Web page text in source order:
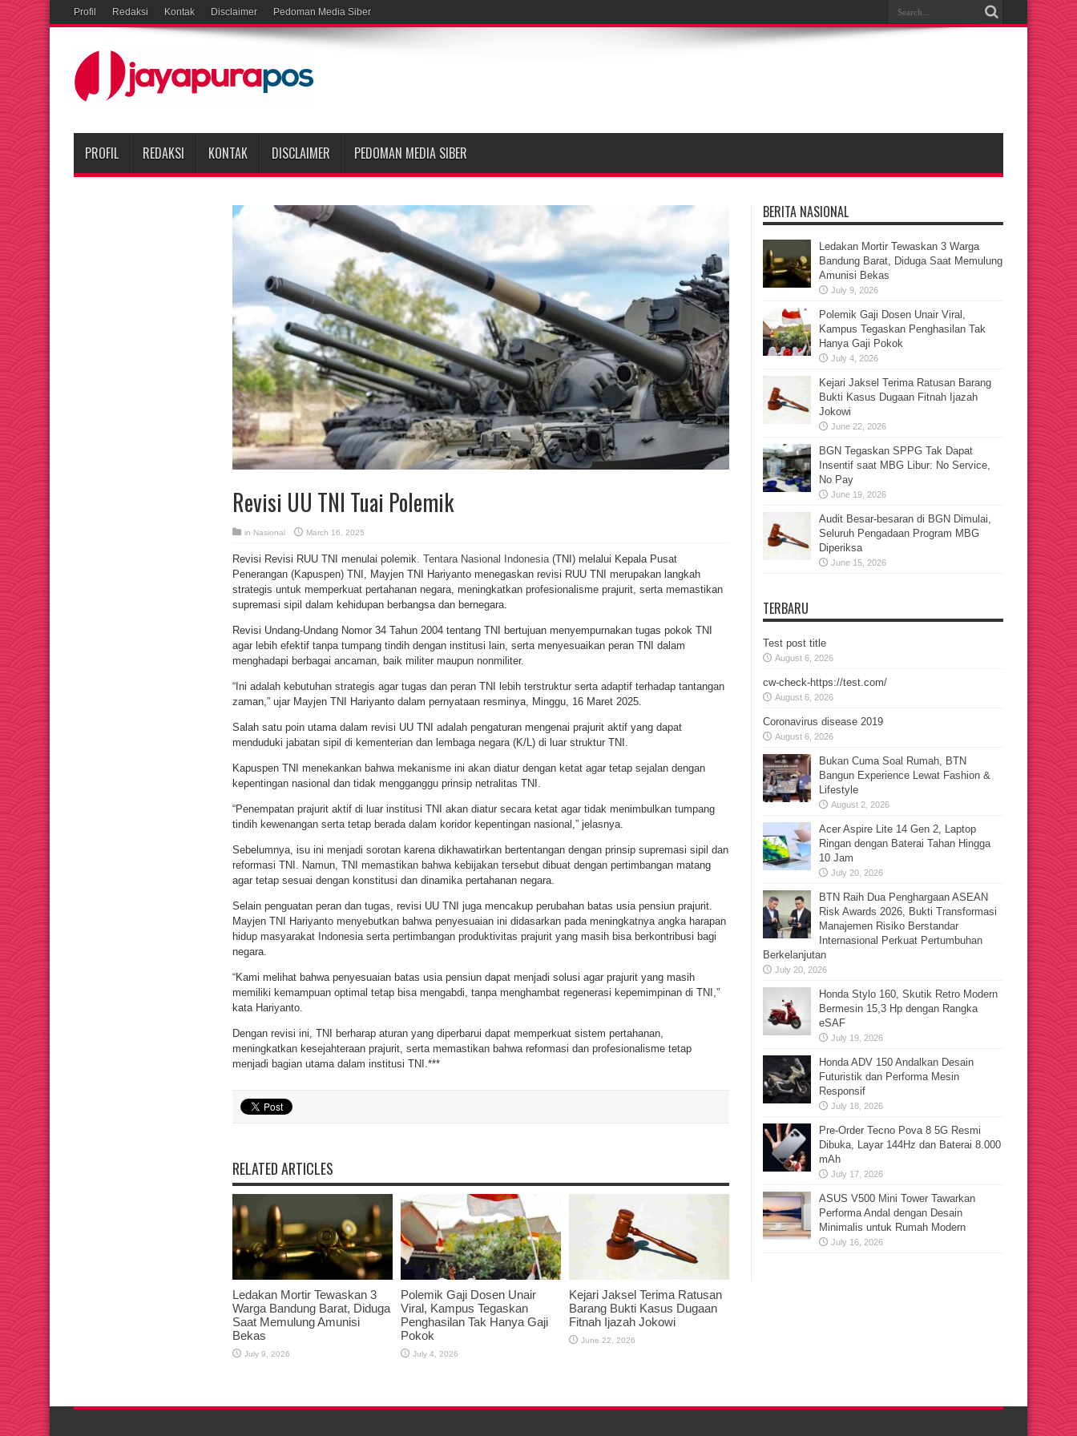
Profil Redaksi Kontak Disclaimer Pedoman Media Siber
PROFIL REDAKSI KONTAK DISCLAIMER PEDOMAN MEDIA SIBER
Revisi UU TNI Tuai Polemik
in Nasional March 16, 2025
Revisi Revisi RUU TNI menulai polemik. Tentara Nasional Indonesia(TNI) melalui Kepala Pusat
Penerangan (Kapuspen) TNI, Mayjen TNI Hariyanto menegaskan revisi RUU TNI merupakan langkah
strategis untuk memperkuat pertahanan negara, meningkatkan profesionalisme prajurit, serta memastikan
supremasi sipil dalam kehidupan berbangsa dan bernegara.
Revisi Undang-Undang Nomor 34 Tahun 2004 tentang TNI bertujuan menyempurnakan tugas pokok TNI
agar lebih efektif tanpa tumpang tindih dengan institusi lain, serta menyesuaikan peran TNI dalam
menghadapi berbagai ancaman, baik militer maupun nonmiliter.
“Ini adalah kebutuhan strategis agar tugas dan peran TNI lebih terstruktur serta adaptif terhadap tantangan
zaman,” ujar Mayjen TNI Hariyanto dalam pernyataan resminya, Minggu, 16 Maret 2025.
Salah satu poin utama dalam revisi UU TNI adalah pengaturan mengenai prajurit aktif yang dapat
menduduki jabatan sipil di kementerian dan lembaga negara (K/L) di luar struktur TNI.
Kapuspen TNI menekankan bahwa mekanisme ini akan diatur dengan ketat agar tetap sejalan dengan
kepentingan nasional dan tidak mengganggu prinsip netralitas TNI.
“Penempatan prajurit aktif di luar institusi TNI akan diatur secara ketat agar tidak menimbulkan tumpang
tindih kewenangan serta tetap berada dalam koridor kepentingan nasional,” jelasnya.
Sebelumnya, isu ini menjadi sorotan karena dikhawatirkan bertentangan dengan prinsip supremasi sipil dan
reformasi TNI. Namun, TNI memastikan bahwa kebijakan tersebut dibuat dengan pertimbangan matang
agar tetap sesuai dengan konstitusi dan dinamika pertahanan negara.
Selain penguatan peran dan tugas, revisi UU TNI juga mencakup perubahan batas usia pensiun prajurit.
Mayjen TNI Hariyanto menyebutkan bahwa penyesuaian ini didasarkan pada meningkatnya angka harapan
hidup masyarakat Indonesia serta pertimbangan produktivitas prajurit yang masih bisa berkontribusi bagi
negara.
“Kami melihat bahwa penyesuaian batas usia pensiun dapat menjadi solusi agar prajurit yang masih
memiliki kemampuan optimal tetap bisa mengabdi, tanpa menghambat regenerasi kepemimpinan di TNI,”
kata Hariyanto.
Dengan revisi ini, TNI berharap aturan yang diperbarui dapat memperkuat sistem pertahanan,
meningkatkan kesejahteraan prajurit, serta memastikan bahwa reformasi dan profesionalisme tetap
menjadi bagian utama dalam institusi TNI.***
RELATED ARTICLES
Ledakan Mortir Tewaskan 3
Warga Bandung Barat, Diduga
Saat Memulung Amunisi
Bekas
July 9, 2026
Polemik Gaji Dosen Unair
Viral, Kampus Tegaskan
Penghasilan Tak Hanya Gaji
Pokok
July 4, 2026
Kejari Jaksel Terima Ratusan
Barang Bukti Kasus Dugaan
Fitnah Ijazah Jokowi
June 22, 2026
BERITA NASIONAL
Ledakan Mortir Tewaskan 3 Warga
Bandung Barat, Diduga Saat Memulung
Amunisi Bekas
July 9, 2026
Polemik Gaji Dosen Unair Viral,
Kampus Tegaskan Penghasilan Tak
Hanya Gaji Pokok
July 4, 2026
Kejari Jaksel Terima Ratusan Barang
Bukti Kasus Dugaan Fitnah Ijazah
Jokowi
June 22, 2026
BGN Tegaskan SPPG Tak Dapat
Insentif saat MBG Libur: No Service,
No Pay
June 19, 2026
Audit Besar-besaran di BGN Dimulai,
Seluruh Pengadaan Program MBG
Diperiksa
June 15, 2026
TERBARU
Test post title
August 6, 2026
cw-check-https://test.com/
August 6, 2026
Coronavirus disease 2019
August 6, 2026
Bukan Cuma Soal Rumah, BTN
Bangun Experience Lewat Fashion &
Lifestyle
August 2, 2026
Acer Aspire Lite 14 Gen 2, Laptop
Ringan dengan Baterai Tahan Hingga
10 Jam
July 20, 2026
BTN Raih Dua Penghargaan ASEAN
Risk Awards 2026, Bukti Transformasi
Manajemen Risiko Berstandar
Internasional Perkuat Pertumbuhan
Berkelanjutan
July 20, 2026
Honda Stylo 160, Skutik Retro Modern
Bermesin 15,3 Hp dengan Rangka
eSAF
July 19, 2026
Honda ADV 150 Andalkan Desain
Futuristik dan Performa Mesin
Responsif
July 18, 2026
Pre-Order Tecno Pova 8 5G Resmi
Dibuka, Layar 144Hz dan Baterai 8.000
mAh
July 17, 2026
ASUS V500 Mini Tower Tawarkan
Performa Andal dengan Desain
Minimalis untuk Rumah Modern
July 16, 2026